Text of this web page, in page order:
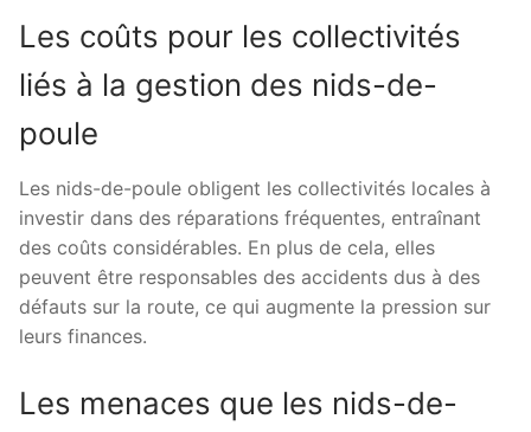
Les coûts pour les collectivités
liés à la gestion des nids-de-
poule
Les nids-de-poule obligent les collectivités locales à
investir dans des réparations fréquentes, entraînant
des coûts considérables. En plus de cela, elles
peuvent être responsables des accidents dus à des
défauts sur la route, ce qui augmente la pression sur
leurs finances.
Les menaces que les nids-de-